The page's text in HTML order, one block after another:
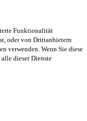
Funktionalität
oder von Drittanbietern
verwenden. Wenn Sie diese
dieser Dienste